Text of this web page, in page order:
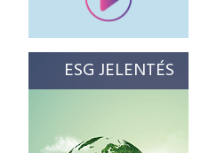
ESG JELENTÉS